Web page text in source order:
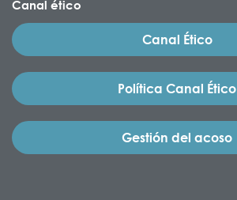
Canal ético
Canal Ético
Política Canal Ético
Gestión del acoso